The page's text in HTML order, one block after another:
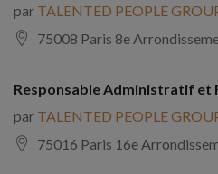
par TALENTED PEOPLE
75008 Paris 8e
Responsable Administratif et
par TALENTED PEOPLE
75016 Paris 16e